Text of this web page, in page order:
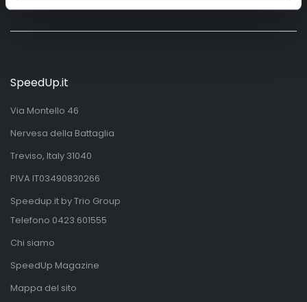
SpeedUp.it
Via Montello 46
Nervesa della Battaglia
Treviso, Italy 31040
PIVA IT03490830266
Speedup.it by Trio Group
Telefono 0423.601555
Chi siamo
SpeedUp Magazine
Mappa del sito